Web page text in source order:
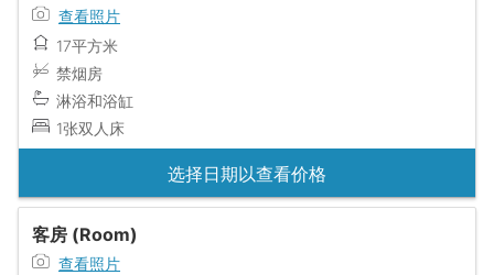
查看照片
17平方米
禁烟房
淋浴和浴缸
1张双人床
选择日期以查看价格
客房 (Room)
查看照片